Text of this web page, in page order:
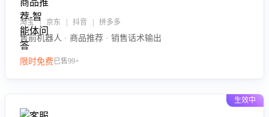
淘宝 | 京东 | 抖音 | 拼多多
售前机器人 · 商品推荐 · 销售话术输出
限时免费已售99+
生效中